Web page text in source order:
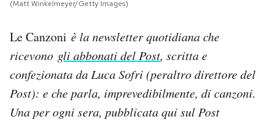
SHOP
CALENDARIO
(Matt Winkelmeyer/Getty Images)
Le Canzoni è la newsletter quotidiana che
ricevono gli abbonati del Post, scritta e
confezionata da Luca Sofri (peraltro direttore del
Post): e che parla, imprevedibilmente, di canzoni.
Una per ogni sera, pubblicata qui sul Post